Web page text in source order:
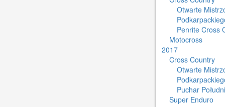
Otwarte
Penrite Cross
Motocross
2017
Cross Country
Otwarte
Puchar
Super Enduro